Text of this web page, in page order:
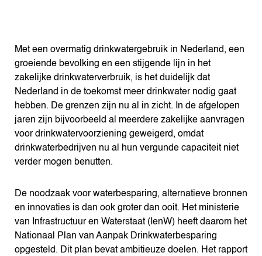
Met een overmatig drinkwatergebruik in Nederland, een
groeiende bevolking en een stijgende lijn in het
zakelijke drinkwaterverbruik, is het duidelijk dat
Nederland in de toekomst meer drinkwater nodig gaat
hebben. De grenzen zijn nu al in zicht. In de afgelopen
jaren zijn bijvoorbeeld al meerdere zakelijke aanvragen
voor drinkwatervoorziening geweigerd, omdat
drinkwaterbedrijven nu al hun vergunde capaciteit niet
verder mogen benutten.
De noodzaak voor waterbesparing, alternatieve bronnen
en innovaties is dan ook groter dan ooit. Het ministerie
van Infrastructuur en Waterstaat (IenW) heeft daarom het
Nationaal Plan van Aanpak Drinkwaterbesparing
opgesteld. Dit plan bevat ambitieuze doelen. Het rapport